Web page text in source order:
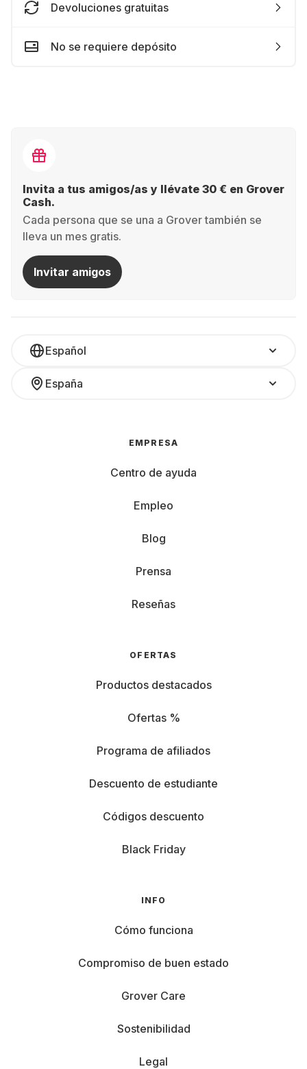
Devoluciones gratuitas
No se requiere depósito
Invita a tus amigos/as y llévate 30 € en Grover
Cash.
Cada persona que se una a Grover también se
lleva un mes gratis.
Invitar amigos
Español
España
EMPRESA
Centro de ayuda
Empleo
Blog
Prensa
Reseñas
OFERTAS
Productos destacados
Ofertas %
Programa de afiliados
Descuento de estudiante
Códigos descuento
Black Friday
INFO
Cómo funciona
Compromiso de buen estado
Grover Care
Sostenibilidad
Legal